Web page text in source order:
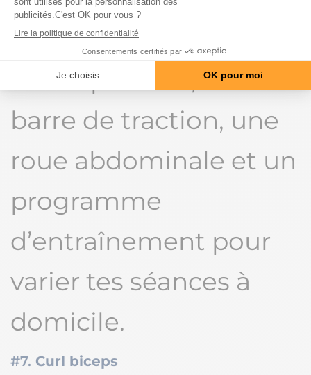
réunissant des sangles
de suspension, une
barre de traction, une
roue abdominale et un
programme
d’entraînement pour
varier tes séances à
domicile.
#7. Curl biceps